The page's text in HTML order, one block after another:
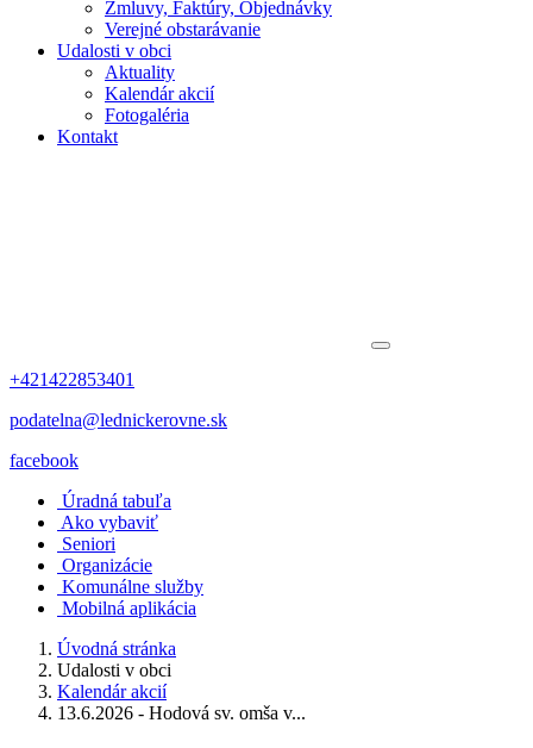
Zmluvy, Faktúry, Objednávky
Verejné obstarávanie
Udalosti v obci
Aktuality
Kalendár akcií
Fotogaléria
Kontakt
+421422853401
podatelna@lednickerovne.sk
facebook
Úradná tabuľa
Ako vybaviť
Seniori
Organizácie
Komunálne služby
Mobilná aplikácia
Úvodná stránka
Udalosti v obci
Kalendár akcií
13.6.2026 - Hodová sv. omša v...